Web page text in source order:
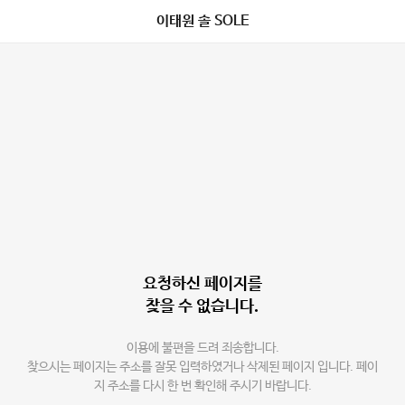
이태원 솔 SOLE
요청하신 페이지를
찾을 수 없습니다.
이용에 불편을 드려 죄송합니다.
찾으시는 페이지는 주소를 잘못 입력하였거나 삭제된 페이지 입니다. 페이
지 주소를 다시 한 번 확인해 주시기 바랍니다.